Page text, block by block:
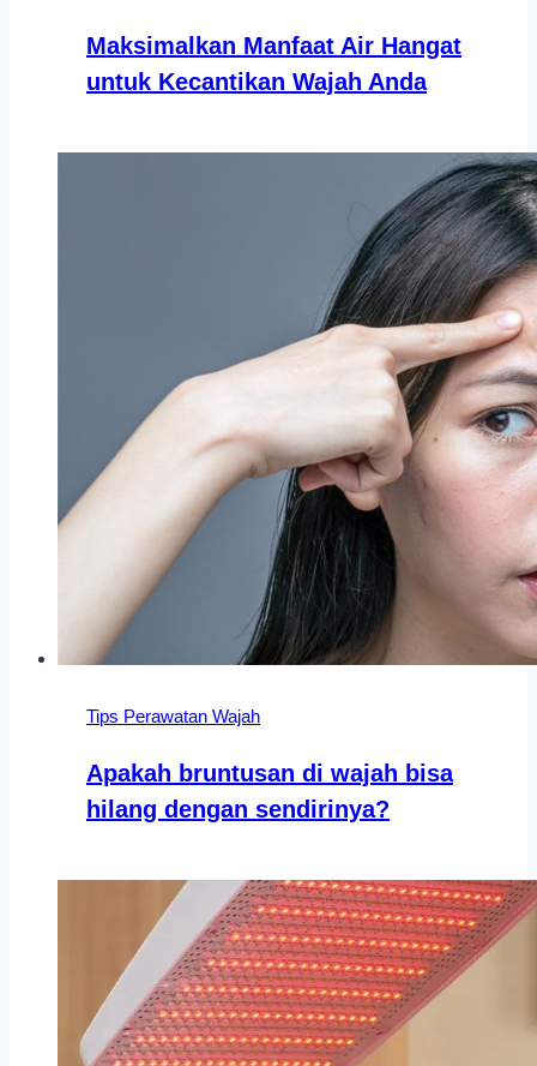
Maksimalkan Manfaat Air Hangat
untuk Kecantikan Wajah Anda
Tips Perawatan Wajah
Apakah bruntusan di wajah bisa
hilang dengan sendirinya?